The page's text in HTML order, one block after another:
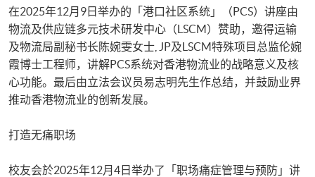
​​在2025年12月9日举办的「港口社区系统」（PCS）讲座由
物流及供应链多元技术研发中心（LSCM）赞助，邀得运输
及物流局副秘书长陈婉雯女士, JP及LSCM特殊项目总监伦婉
霞博士工程师，讲解PCS系统对香港物流业的战略意义及核
心功能。最后由立法会议员易志明先生作总结，​​并鼓励业界
推动香港物流业的创新发展​​。​
打造无痛职场
​​校友会於2025年12月4日举办了「职场痛症管理与预防」讲